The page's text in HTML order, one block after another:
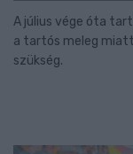
A július vége óta
a tartós meleg
szükség.